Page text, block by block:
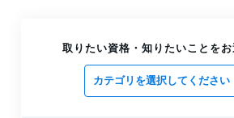
試験日程を把握しておこう
2025.07.07
取りたい資格・知りたいことを